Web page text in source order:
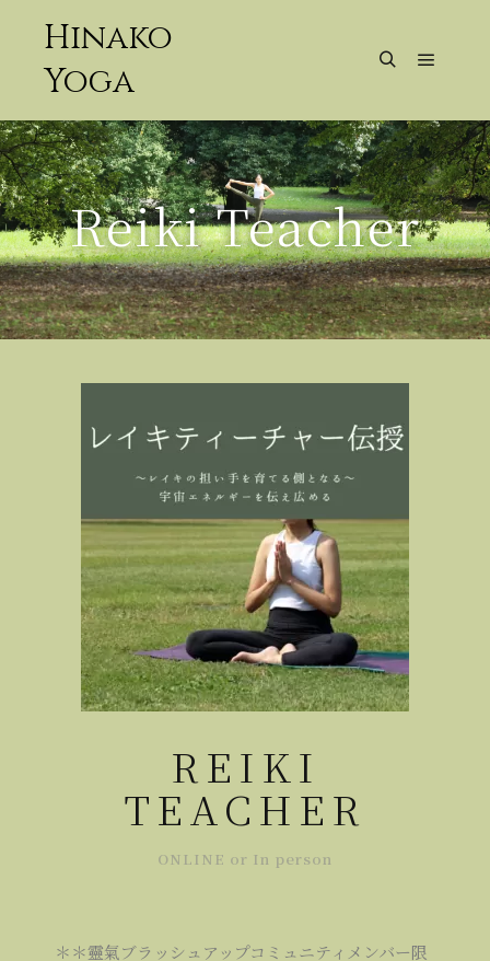
Hinako
Yoga
Reiki Teacher
REIKI
TEACHER
ONLINE or In person
＊＊靈氣ブラッシュアップコミュニティメンバー限